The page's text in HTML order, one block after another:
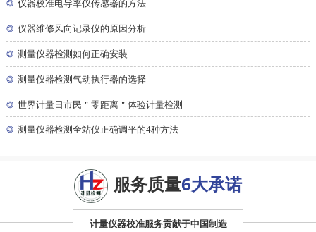
◎ 仪器校准电导率仪传感器的方法
◎ 仪器维修风向记录仪的原因分析
◎ 测量仪器检测如何正确安装
◎ 测量仪器检测气动执行器的选择
◎ 世界计量日市民＂零距离＂体验计量检测
◎ 测量仪器检测全站仪正确调平的4种方法
服务质量6大承诺
计量仪器校准服务贡献于中国制造